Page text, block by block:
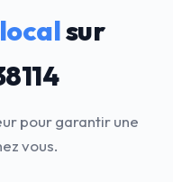
localsur
pour garantir une
vous.